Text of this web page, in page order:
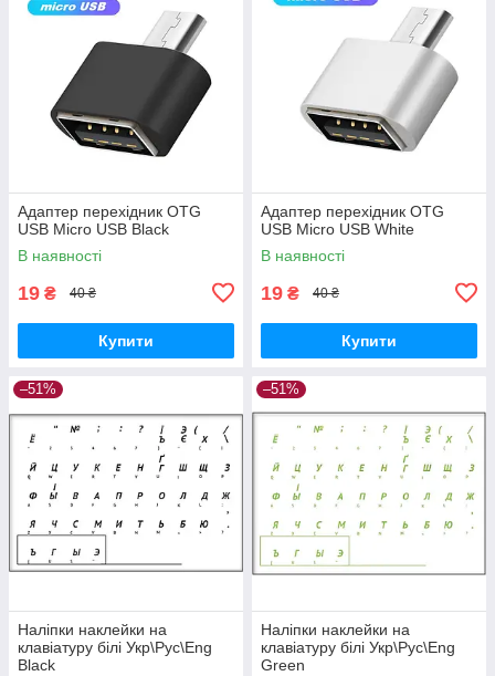
Адаптер перехідник OTG
USB Micro USB Black
В наявності
19 ₴ 40 ₴
Купити
Адаптер перехідник OTG
USB Micro USB White
В наявності
19 ₴ 40 ₴
Купити
–51%
Наліпки наклейки на
клавіатуру білі Укр\Рус\Eng
Black
–51%
Наліпки наклейки на
клавіатуру білі Укр\Рус\Eng
Green